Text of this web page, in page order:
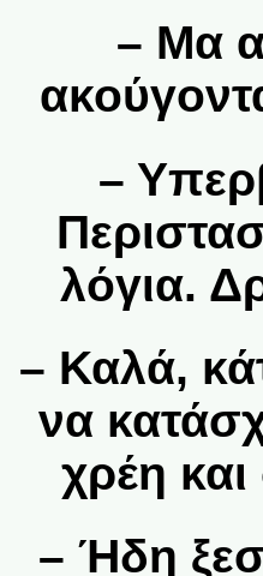
– Μα
–
λόγια.
– Καλά,
να
χρέη
– Ήδη